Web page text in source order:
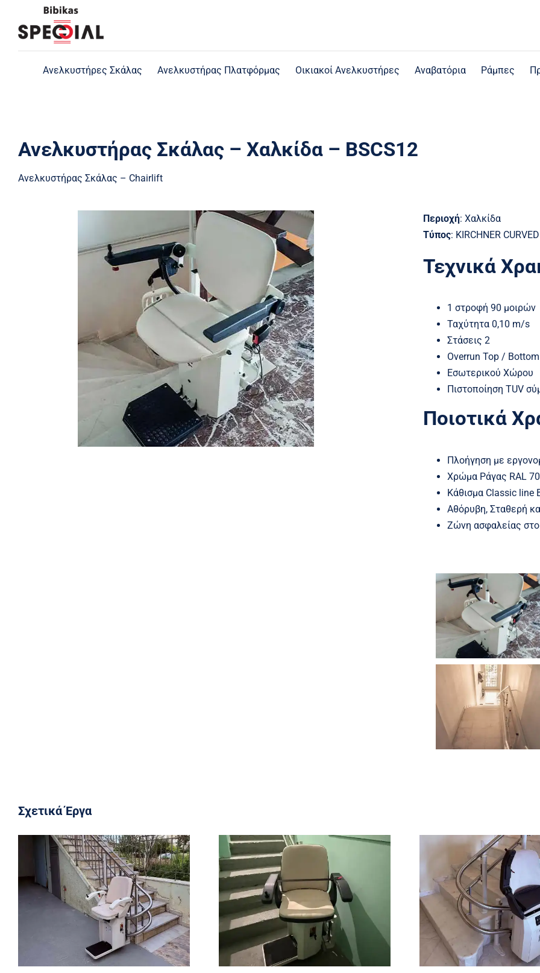
content
Ανελκυστήρες Σκάλας Ανελκυστήρας Πλατφόρμας Οικιακοί Ανελκυστήρες Aναβατόρια Ράμπες
Ανελκυστήρας Σκάλας – Χαλκίδα – BSCS12
Ανελκυστήρας Σκάλας – Chairlift
Περιοχή: Χαλκίδα
Τύπος: KIRCHNER CURVED
Τεχνικά
1 στροφή 90 μοιρών
Ταχύτητα 0,10 m/s
Στάσεις 2
Overrun Top / Bottom
Εσωτερικού Χώρου
Πιστοποίηση TUV
Ποιοτικά
Πλοήγηση με
Χρώμα Ράγας RAL
Κάθισμα Classic line
Αθόρυβη, Σταθερή
Ζώνη ασφαλείας
Σχετικά Έργα